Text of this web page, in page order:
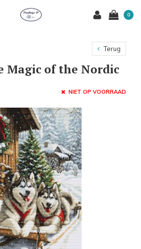
0
Terug
Magic of the Nordic
NIET OP VOORRAAD